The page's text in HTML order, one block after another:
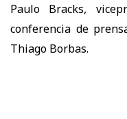
Paulo Bracks,
conferencia de
Thiago Borbas.